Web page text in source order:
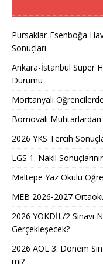
Pursaklar-Esenboğa
Sonuçları
Ankara-İstanbul Süper
Durumu
Moritanyalı
Bornovalı
2026 YKS Tercih
LGS 1. Nakil
Maltepe Yaz Okulu
MEB 2026-2027
2026 YÖKDİL/2 Sınavı
Gerçekleşecek?
2026 AÖL 3. Dönem
mi?